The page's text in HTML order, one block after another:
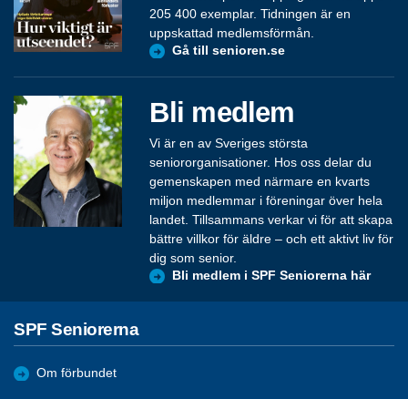
205 400 exemplar. Tidningen är en
uppskattad medlemsförmån.
Gå till senioren.se
Bli medlem
Vi är en av Sveriges största
seniororganisationer. Hos oss delar du
gemenskapen med närmare en kvarts
miljon medlemmar i föreningar över hela
landet. Tillsammans verkar vi för att skapa
bättre villkor för äldre – och ett aktivt liv för
dig som senior.
Bli medlem i SPF Seniorerna här
SPF Seniorerna
Om förbundet